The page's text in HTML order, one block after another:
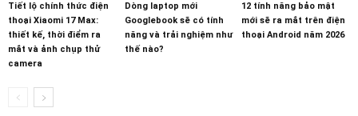
Tiết lộ chính thức điện
thoại Xiaomi 17 Max:
thiết kế, thời điểm ra
mắt và ảnh chụp thử
camera
Dòng laptop mới
Googlebook sẽ có tính
năng và trải nghiệm như
thế nào?
12 tính năng bảo mật
mới sẽ ra mắt trên điện
thoại Android năm 2026